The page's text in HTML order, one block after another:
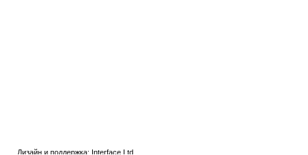
Дизайн и поддержка: Interface Ltd.